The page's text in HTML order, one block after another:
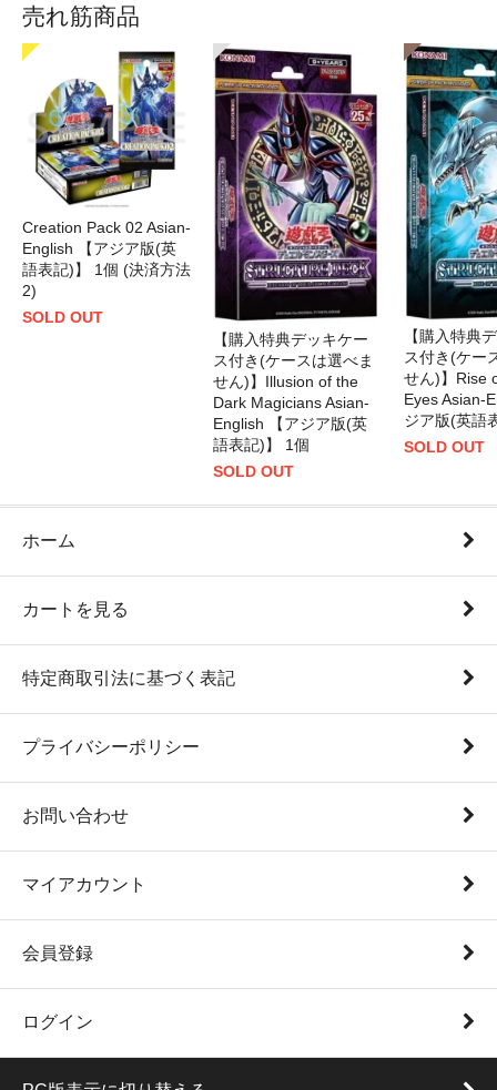
売れ筋商品
Creation Pack 02 Asian-
English 【アジア版(英
語表記)】 1個 (決済方法
2)
SOLD OUT
【購入特典デッキケー
ス付き(ケースは選べま
せん)】Illusion of the
Dark Magicians Asian-
English 【アジア版(英
語表記)】 1個
SOLD OUT
【購入特典
ス付き(ケー
せん)】Rise
Eyes Asian-
ジア版(英語
SOLD OUT
ホーム
カートを見る
特定商取引法に基づく表記
プライバシーポリシー
お問い合わせ
マイアカウント
会員登録
ログイン